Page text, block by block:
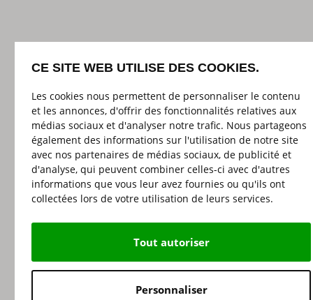
CE SITE WEB UTILISE DES COOKIES.
Les cookies nous permettent de personnaliser le contenu
et les annonces, d'offrir des fonctionnalités relatives aux
médias sociaux et d'analyser notre trafic. Nous partageons
également des informations sur l'utilisation de notre site
avec nos partenaires de médias sociaux, de publicité et
d'analyse, qui peuvent combiner celles-ci avec d'autres
informations que vous leur avez fournies ou qu'ils ont
collectées lors de votre utilisation de leurs services.
Tout autoriser
Personnaliser